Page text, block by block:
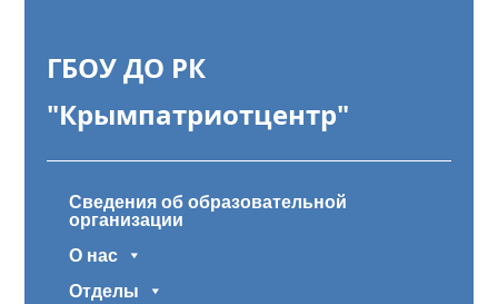
ГБОУ ДО РК
"Крымпатриотцентр"
Сведения об образовательной
организации
О нас
Отделы